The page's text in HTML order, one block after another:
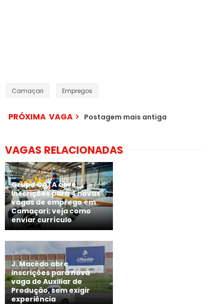
Camaçari Empregos
PRÓXIMA VAGA Postagem mais antiga
VAGAS RELACIONADAS
Grupo CATA abre
inscrições para 4 novas
vagas de emprego em
Camaçari; veja como
enviar currículo
J. Macêdo abre
inscrições para nova
vaga de Auxiliar de
Produção, sem exigir
experiência